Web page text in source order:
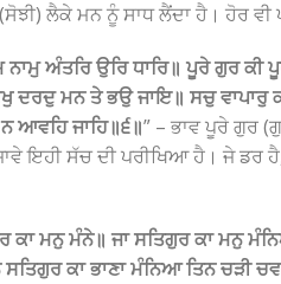
ਲੈਕੇ ਮਨ ਨੂੰ ਸਾਧ ਲੈਂਦਾ ਹੈ। ਹੋਰ ਵੀ
ਅੰਤਰਿ ਉਰਿ ਧਾਰਿ॥ ਪੂਰੇ ਗੁਰ ਕੀ
ਦਰਦੁ ਮਨ ਤੇ ਭਉ ਜਾਇ॥ ਸਚੁ ਵਾਪਾਰੁ
ਆਵਹਿ ਜਾਹਿ॥੬॥” – ਭਾਵ ਪੂਰੇ ਗੁਰ
ਇਹੀ ਸੱਚ ਦੀ ਪਰੀਖਿਆ ਹੈ। ਜੇ ਡਰ
ਕਾ ਮਨੁ ਮੰਨੇ॥ ਜਾ ਸਤਿਗੁਰ ਕਾ ਮਨੁ
ਕਾ ਭਾਣਾ ਮੰਨਿਆ ਤਿਨ ਚੜੀ